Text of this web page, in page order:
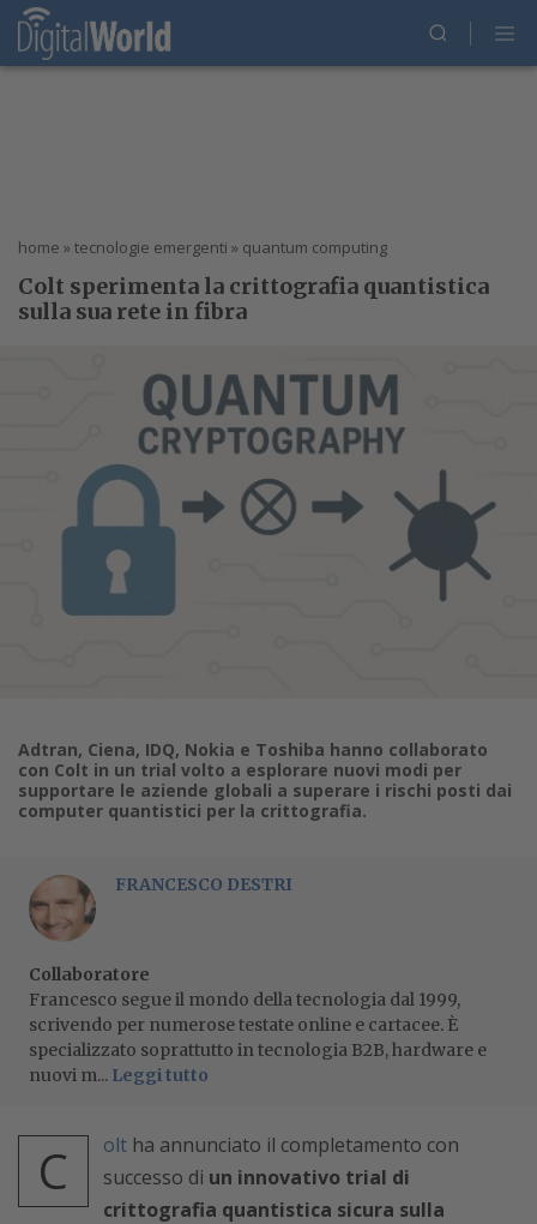
home » tecnologie emergenti » quantum computing
Colt sperimenta la crittografia quantistica
sulla sua rete in fibra
Adtran, Ciena, IDQ, Nokia e Toshiba hanno collaborato
con Colt in un trial volto a esplorare nuovi modi per
supportare le aziende globali a superare i rischi posti dai
computer quantistici per la crittografia.
FRANCESCO DESTRI
Collaboratore
Francesco segue il mondo della tecnologia dal 1999,
scrivendo per numerose testate online e cartacee. È
specializzato soprattutto in tecnologia B2B, hardware e
nuovi m... Leggi tutto
C olt ha annunciato il completamento con
successo di un innovativo trial di
crittografia quantistica sicura sulla